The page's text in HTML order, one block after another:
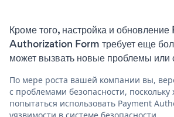
Кроме того, настройка и
Authorization Form требует еще
может вызвать новые проблемы или
По мере роста вашей компании вы,
с проблемами безопасности, поскольку
попытаться использовать Payment